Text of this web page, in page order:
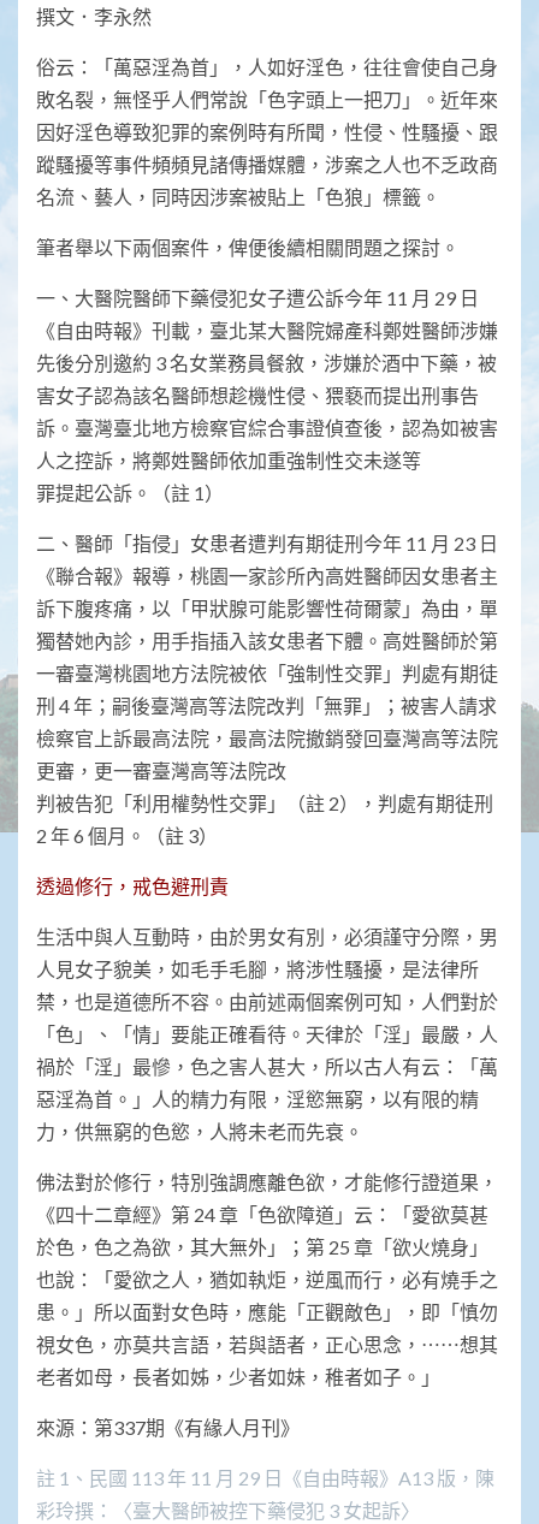
撰文．李永然
俗云：「萬惡淫為首」，人如好淫色，往往會使自己身
敗名裂，無怪乎人們常說「色字頭上一把刀」。近年來
因好淫色導致犯罪的案例時有所聞，性侵、性騷擾、跟
蹤騷擾等事件頻頻見諸傳播媒體，涉案之人也不乏政商
名流、藝人，同時因涉案被貼上「色狼」標籤。
筆者舉以下兩個案件，俾便後續相關問題之探討。
一、大醫院醫師下藥侵犯女子遭公訴今年 11 月 29 日
《自由時報》刊載，臺北某大醫院婦產科鄭姓醫師涉嫌
先後分別邀約 3 名女業務員餐敘，涉嫌於酒中下藥，被
害女子認為該名醫師想趁機性侵、猥褻而提出刑事告
訴。臺灣臺北地方檢察官綜合事證偵查後，認為如被害
人之控訴，將鄭姓醫師依加重強制性交未遂等
罪提起公訴。（註 1）
二、醫師「指侵」女患者遭判有期徒刑今年 11 月 23 日
《聯合報》報導，桃園一家診所內高姓醫師因女患者主
訴下腹疼痛，以「甲狀腺可能影響性荷爾蒙」為由，單
獨替她內診，用手指插入該女患者下體。高姓醫師於第
一審臺灣桃園地方法院被依「強制性交罪」判處有期徒
刑 4 年；嗣後臺灣高等法院改判「無罪」；被害人請求
檢察官上訴最高法院，最高法院撤銷發回臺灣高等法院
更審，更一審臺灣高等法院改
判被告犯「利用權勢性交罪」（註 2），判處有期徒刑
2 年 6 個月。（註 3）
透過修行，戒色避刑責
生活中與人互動時，由於男女有別，必須謹守分際，男
人見女子貌美，如毛手毛腳，將涉性騷擾，是法律所
禁，也是道德所不容。由前述兩個案例可知，人們對於
「色」、「情」要能正確看待。天律於「淫」最嚴，人
禍於「淫」最慘，色之害人甚大，所以古人有云：「萬
惡淫為首。」人的精力有限，淫慾無窮，以有限的精
力，供無窮的色慾，人將未老而先衰。
佛法對於修行，特別強調應離色欲，才能修行證道果，
《四十二章經》第 24 章「色欲障道」云：「愛欲莫甚
於色，色之為欲，其大無外」；第 25 章「欲火燒身」
也說：「愛欲之人，猶如執炬，逆風而行，必有燒手之
患。」所以面對女色時，應能「正觀敵色」，即「慎勿
視女色，亦莫共言語，若與語者，正心思念，⋯⋯想其
老者如母，長者如姊，少者如妹，稚者如子。」
來源：第337期《有緣人月刊》
註 1、民國 113 年 11 月 29 日《自由時報》A13 版，陳
彩玲撰：〈臺大醫師被控下藥侵犯 3 女起訴〉